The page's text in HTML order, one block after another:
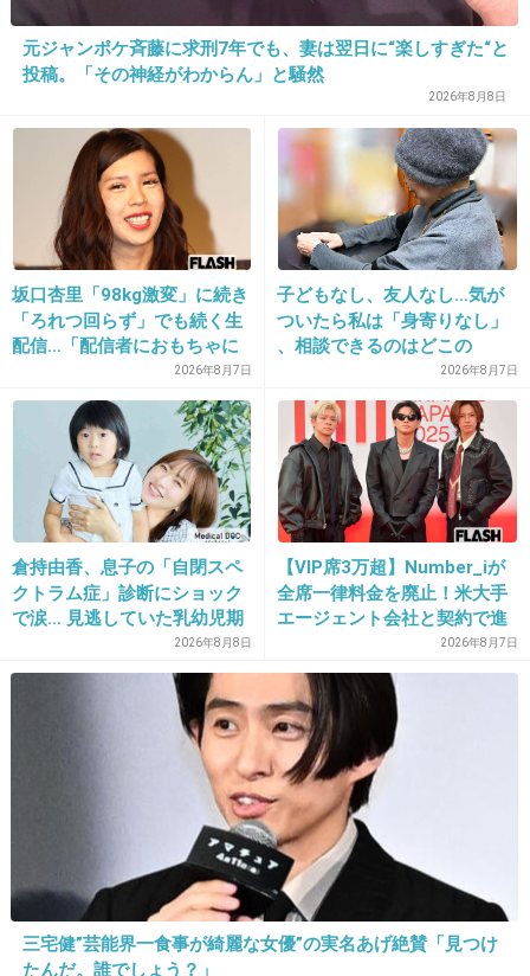
33. 匿名
電話くること自体なかなか減ってるのに、ゴリゴリ電話し
て誘ってくる時点で距離感バグってる
+2 -0
34. 匿名2026/06/03(水) 13:40:08
>>1
いない。
そんなのは友達でもなんでもないからブロックして終わり
35. 匿名 2026/06/03(水) 13:41:32
電話着拒か、懲りもせず誘ってきたらやめくわ〜無理だ
わ〜で逃げ切る
+1 -0
2026/06/03(水) 13:41:42
+0
37. 匿名 2026/06/03(水) 13:42:01
元ジャンポケ斉藤に求刑7年でも、妻は翌日に“楽しすぎた“と
投稿。「その神経がわからん」と騒然
2026年8月8日
坂口杏里「98kg激変」に続き
「ろれつ回らず」でも続く生
配信…「配信者におもちゃに
されてる」知人は懸念表明
2026年8月7日
子どもなし、友人なし…気が
ついたら私は「身寄りなし」
、相談できるのはどこの
誰？ 「家族がいること」が
前提の世の中、でも孤立は誰
にでも起きる
2026年8月7日
倉持由香、息子の「自閉スペ
クトラム症」診断にショック
で涙… 見逃していた乳幼児期
2026年8月8日
【VIP席3万超】Number_iが
全席一律料金を廃止！米大手
エージェント会社と契約で進
2026年8月7日
三宅健”芸能界一食事が綺麗な女優”の実名あげ絶賛「見つけ
たんだ。誰でしょう？」